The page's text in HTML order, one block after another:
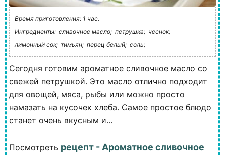
Время приготовления: 1 час.
Ингредиенты: сливочное масло; петрушка; чеснок;
лимонный сок; тимьян; перец белый; соль;
Сегодня готовим ароматное сливочное масло со
свежей петрушкой. Это масло отлично подходит
для овощей, мяса, рыбы или можно просто
намазать на кусочек хлеба. Самое простое блюдо
станет очень вкусным и...
Посмотреть рецепт - Ароматное сливочное